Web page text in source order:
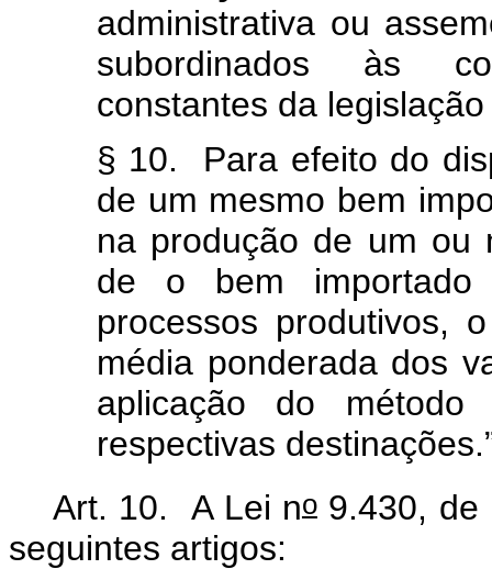
administrativa ou
subordinados às
constantes da
§ 10. Para efeito do
de um mesmo bem
na produção de um ou
de o bem importado
processos produtivos,
média ponderada dos
aplicação do
respectivas
Art. 10. A Lei no9.430, de
seguintes artigos: